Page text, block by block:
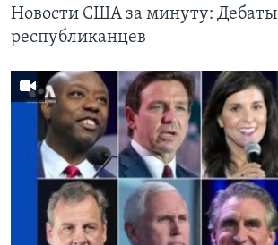
Новости США за минуту: Дебаты
республиканцев